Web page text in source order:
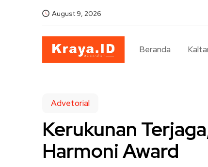
August 9, 2026
Beranda
Advetorial
Kerukunan
Harmoni Award